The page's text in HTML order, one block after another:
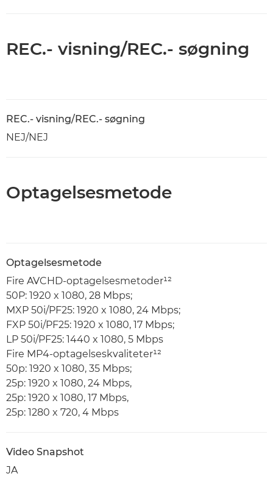
REC.- visning/REC.- søgning
REC.- visning/REC.- søgning
NEJ/NEJ
Optagelsesmetode
Optagelsesmetode
Fire AVCHD-optagelsesmetoder¹²
50P: 1920 x 1080, 28 Mbps;
MXP 50i/PF25: 1920 x 1080, 24 Mbps;
FXP 50i/PF25: 1920 x 1080, 17 Mbps;
LP 50i/PF25: 1440 x 1080, 5 Mbps
Fire MP4-optagelseskvaliteter¹²
50p: 1920 x 1080, 35 Mbps;
25p: 1920 x 1080, 24 Mbps,
25p: 1920 x 1080, 17 Mbps,
25p: 1280 x 720, 4 Mbps
Video Snapshot
JA